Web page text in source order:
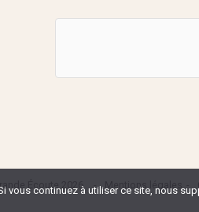
Écoute 2026 Mentions légales
continuez à utiliser ce site, nous